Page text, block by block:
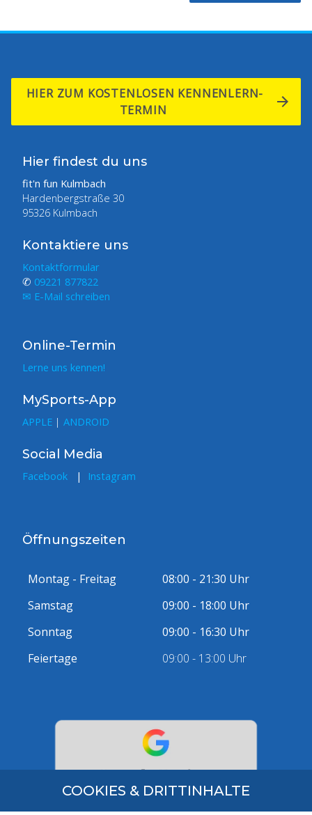
HIER ZUM KOSTENLOSEN KENNENLERN-
TERMIN
Hier findest du uns
fit'n fun Kulmbach
Hardenbergstraße 30
95326 Kulmbach
Kontaktiere uns
Kontaktformular
✆ 09221 877822
✉ E-Mail schreiben
Online-Termin
Lerne uns kennen!
MySports-App
APPLE | ANDROID
Social Media
Facebook | Instagram
Öffnungszeiten
Montag - Freitag
08:00 - 21:30 Uhr
Samstag
09:00 - 18:00 Uhr
Sonntag
09:00 - 16:30 Uhr
Feiertage
09:00 - 13:00 Uhr
COOKIES & DRITTINHALTE